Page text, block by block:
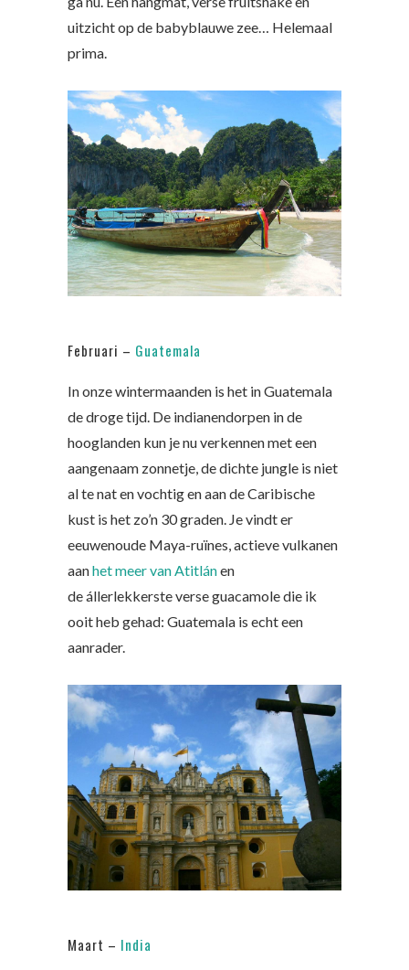
uitzicht op de babyblauwe zee… Helemaal
prima.
Februari – Guatemala
In onze wintermaanden is het in Guatemala
de droge tijd. De indianendorpen in de
hooglanden kun je nu verkennen met een
aangenaam zonnetje, de dichte jungle is niet
al te nat en vochtig en aan de Caribische
kust is het zo’n 30 graden. Je vindt er
eeuwenoude Maya-ruïnes, actieve vulkanen
aanhet meer van Atitlánen
de állerlekkerste verse guacamole die ik
ooit heb gehad: Guatemala is echt een
aanrader.
Maart – India